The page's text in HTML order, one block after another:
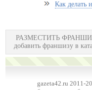
Как делать
РАЗМЕСТИТЬ
добавить франшизу в
gazeta42.ru 2011-